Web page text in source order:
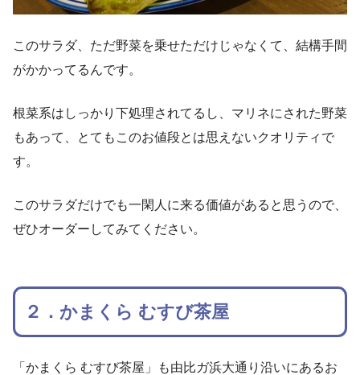
このサラダ、ただ野菜を乗せただけじゃなくて、結構手間
がかかってるんです。
根菜系はしっかり下処理されてるし、マリネにされた野菜
もあって、とてもこのお値段とは思えないクオリティで
す。
このサラダだけでも一閑人に来る価値があると思うので、
ぜひオーダーしてみてください。
２．かまくら むすび茶屋
「かまくら むすび茶屋」も由比ガ浜大通り沿いにあるお